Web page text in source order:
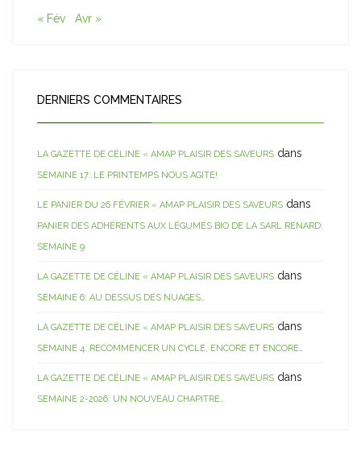
« Fév Avr »
DERNIERS COMMENTAIRES
LA GAZETTE DE CÉLINE « AMAP PLAISIR DES SAVEURS dans
SEMAINE 17: LE PRINTEMPS NOUS AGITE!
LE PANIER DU 26 FÉVRIER « AMAP PLAISIR DES SAVEURS dans
PANIER DES ADHÉRENTS AUX LÉGUMES BIO DE LA SARL RENARD:
SEMAINE 9
LA GAZETTE DE CÉLINE « AMAP PLAISIR DES SAVEURS dans
SEMAINE 6: AU DESSUS DES NUAGES…
LA GAZETTE DE CÉLINE « AMAP PLAISIR DES SAVEURS dans
SEMAINE 4: RECOMMENCER UN CYCLE, ENCORE ET ENCORE…
LA GAZETTE DE CÉLINE « AMAP PLAISIR DES SAVEURS dans
SEMAINE 2-2026: UN NOUVEAU CHAPITRE…